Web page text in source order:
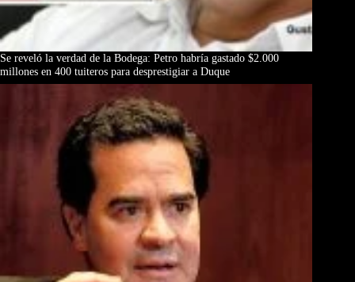
Se reveló la verdad de la Bodega: Petro habría gastado $2.000
millones en 400 tuiteros para desprestigiar a Duque